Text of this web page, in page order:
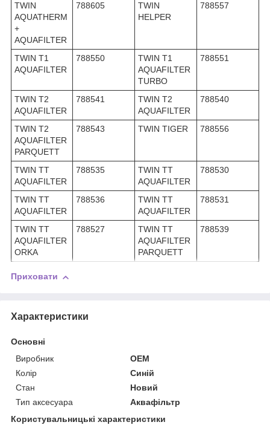
TWIN
AQUATHERM
+
AQUAFILTER
788605
TWIN
HELPER
788557
TWIN T1
AQUAFILTER
788550
TWIN T1
AQUAFILTER
TURBO
788551
TWIN T2
AQUAFILTER
788541
TWIN T2
AQUAFILTER
788540
TWIN T2
AQUAFILTER
PARQUETT
788543 TWIN TIGER 788556
TWIN TT
AQUAFILTER
788535
TWIN TT
AQUAFILTER
788530
TWIN TT
AQUAFILTER
788536
TWIN TT
AQUAFILTER
788531
TWIN TT
AQUAFILTER
ORKA
788527
TWIN TT
AQUAFILTER
PARQUETT
788539
Приховати
Характеристики
Основні
Виробник
OEM
Колір
Синій
Стан
Новий
Тип аксесуара
Аквафільтр
Користувальницькі характеристики